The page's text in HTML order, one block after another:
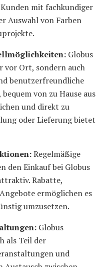
mit fachkundiger
Auswahl von Farben
Globus
vor Ort, sondern auch
benutzerfreundliche
von zu Hause aus
und direkt zu
oder Lieferung bietet
Regelmäßige
den Einkauf bei Globus
Rabatte,
ermöglichen es
umzusetzen.
Globus
als Teil der
und